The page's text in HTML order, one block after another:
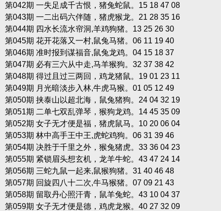
第042期 一失足成千古恨，猪兔蛇鼠。15 18 47 08
第043期 一二出码六伴随，猪虎猴龙。21 28 35 16
第044期 四水长流水帘洞,羊鸡狗猪。13 25 26 30
第045期 花开花落又一村,鼠兔马猪。06 11 19 40
第046期 准时报到谋福音,鼠兔龙鸡。04 15 18 37
第047期 必有三六从中走,马羊猴狗。32 37 38 42
第048期 得过且过三两回，鸡龙猪鼠。19 01 23 11
第049期 月光暗淡步入林,牛虎马猴。01 05 12 49
第050期 挟泰山以超北海，鼠兔猪狗。24 04 32 19
第051期 二单七双乱弹琴，猴狗龙鸡。14 45 35 09
第052期 女子无才便是福，猪虎鼠马。10 20 06 04
第053期 林中高手王中王,虎蛇鸡狗。06 31 39 46
第054期 决胜于千里之外，猴兔猪虎。33 36 04 23
第055期 紧锁眉头想玄机，龙羊牛蛇。43 47 24 14
第056期 三蛇九鼠一起来,鼠猴狗猪。31 40 46 48
第057期 回旋四八十二次,牛马猴猪。07 09 21 43
第058期 留取丹心照汗青，鼠羊兔蛇。43 10 04 37
第059期 女子无才便是德，鸡虎龙猴。40 27 32 09